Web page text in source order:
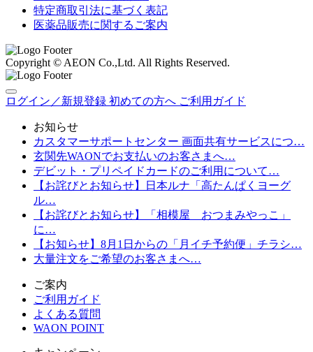
特定商取引法に基づく表記
医薬品販売に関するご案内
Copyright © AEON Co.,Ltd. All Rights Reserved.
ログイン／新規登録 初めての方へ ご利用ガイド
お知らせ
カスタマーサポートセンター 画面共有サービスにつ…
玄関先WAONでお支払いのお客さまへ…
デビット・プリペイドカードのご利用について…
【お詫びとお知らせ】日本ルナ「高たんぱくヨーグ
ル…
【お詫びとお知らせ】「相模屋 おつまみやっこ」
に…
【お知らせ】8月1日からの「月イチ予約便」チラシ…
大量注文をご希望のお客さまへ…
ご案内
ご利用ガイド
よくある質問
WAON POINT